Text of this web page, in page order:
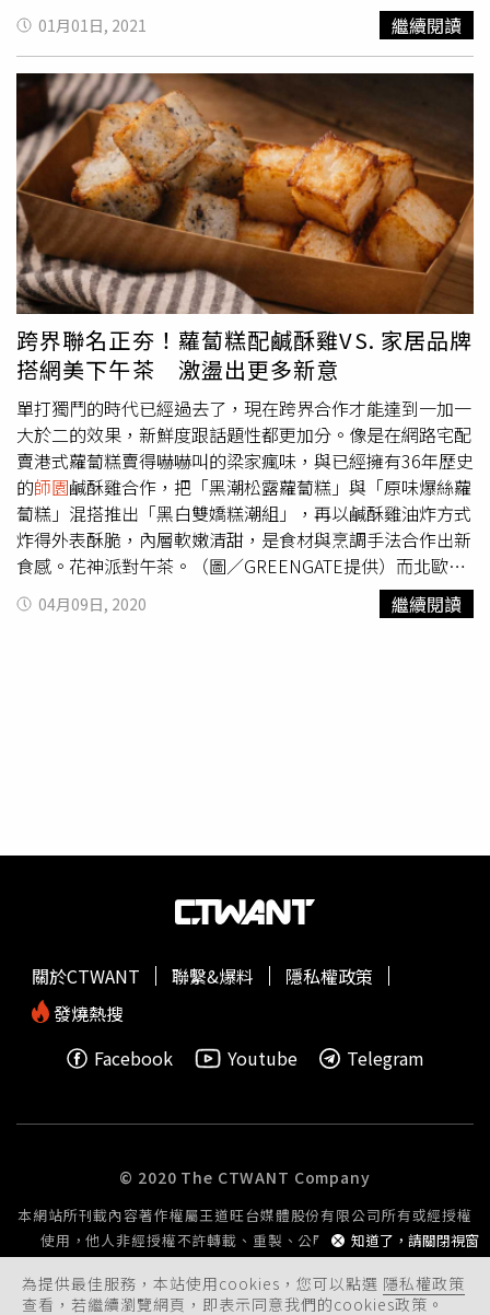
份限量版早已被預訂，其中第100號價格達到15萬美元。」
首次操刀就獲得成功的織田紀香及其團隊，後續也將陸續推
出日本ACG的NFT，主要會先針對永井豪的作品，希望可以
替他打造「永井豪宇宙」，並持續洽談其他ACG 的IP授權。
師園鹽酥雞推出全球第一個鹽酥雞NFT，在台灣的Oursong
平台上架。（圖／翻攝自Oursong平台）別以為只有圖片及
收藏品可以轉換為NFT，創立於1984年的「師園鹽酥雞」，
近日也搶搭NFT熱潮，在KKBOX旗下的Oursong NFT平台
上架「全球第一個鹽酥雞NFT」，每份1枚OSD（約新台幣
28元），但僅發行1天，價格就漲到100 OSD（約新台幣
2,800元），漲幅達100倍。師園
鹽酥雞第二代負責人38歲
的Jimmy，在NFT白皮書（White Paper）中寫道，「我們
的店可能會因為外在環境或內在管理因素倒閉，但是世界上
第一個NFT的鹽酥雞會永遠存在」，發行總量為1萬枚，分
潤方式為15%給予共同開發者、25%全體員工、20%公開
發行販售、40%用於公關或者公益捐贈等其他用途。師園內
部員工向CTWANT記者透露，「老闆不是幣圈人士，也不知
道NFT，因為有一位員工拿友人的IG給老闆看，新詩作家
『煮雪的人』把已經不再印刷的詩集鑄成NFT，放在
OpenSea銷售，老闆看了覺得好玩，才想到讓鹽酥雞永存在
區塊鏈上，他研究後，花了兩個小時間完成首款鹽酥雞NFT
上架。」但持有師園 鹽酥雞的人可不是只有拿到鹽酥雞、炸
魷魚、四季豆的NFT圖片，只要有新的1筆交易，拿著區塊
鏈記錄到門市，就可以免費兌換對應的商品一份，舉例來
外再放上與小農廠商旺萊獅合作，經過約48小時低溫烘烤的
金鑽鳳梨果乾，層層疊疊、口感層次豐富，愈嚼愈香。限量
春節刻印蛋糕。(圖／黑船Quolofune提供)來自東京自由之
丘人氣甜點名店黑船Quolofune，即將在2021年1月3日起
在台北101購物中心B1甜點區展開為期兩個月的快閃店，所
有產品皆以低溫技術船運直送台灣。最有名的「長崎蛋糕」
遵循古法獨家配方製作，不加任何一滴蜂蜜即散發出宛如蜂
蜜般的香氣，底部更藏著「雙目糖」的粗粒結晶。為了即將
到來春節，特別推出嚴選台灣龍眼蜜及日本糖漬檸檬丁特製
的「檸檬蛋糕」，蛋糕體上印製迎春字樣，送禮超喜氣。米
蘭硬布丁。(圖／亞尼克提供)今年在日本掀起熱潮的硬布
丁，口感硬、外表樸素簡單，搭配焦糖的苦甜口感，備受年
輕人喜歡。因此甜點品牌亞尼克也推出一款「米蘭硬布
丁」，嚴選頂級北海道生起司、馬達加斯加天然香草籽與蛋
白，運用水浴法慢慢蒸烤，打造出綿密紮實的豐厚口感，搭
配手工熬煮、微苦甘甜又濃郁的焦糖液，幸福感十足。一口
餅乾綜合鐵盒禮盒。(圖／亞尼克提供)針對喜歡「全都要」
的人，包含巧克力豆餅、捲餅乾、燕麥葡萄、愛心糖霜、脆
杏仁餅、義大利巧克力脆餅、法式蛋白餅（覆盆子/靜岡抹
茶口味）的「一口餅乾綜合鐵盒禮盒」就很適合，質地輕盈
或輕脆、香酥與或硬脆等不同口感的餅乾，全都做成一口大
小，同時享受8種風味，真的可以一口接一口。師園蒜味鹽
酥雞餅乾。(圖／上友食品提供)若是喜歡鹹食的人，一定要
試試看這款上友食品與師大夜市
鹽酥雞合作開發的零食
01月01日, 2021 繼續閱讀
跨界聯名正夯！蘿蔔糕配鹹酥雞VS. 家居品牌
搭網美下午茶 激盪出更多新意
單打獨鬥的時代已經過去了，現在跨界合作才能達到一加一
大於二的效果，新鮮度跟話題性都更加分。像是在網路宅配
賣港式蘿蔔糕賣得嚇嚇叫的梁家瘋味，與已經擁有36年歷史
的師園鹹酥雞合作，把「黑潮松露蘿蔔糕」與「原味爆絲蘿
蔔糕」混搭推出「黑白雙嬌糕潮組」，再以鹹酥雞油炸方式
炸得外表酥脆，內層軟嫩清甜，是食材與烹調手法合作出新
食感。花神派對午茶。（圖／GREENGATE提供）而北歐丹
麥家居品牌GREENGATE則是與知名網美聖地「無聊咖啡」
攜手，不但打造從即日起到4/28的期間限定風格特展，設置
04月09日, 2020 繼續閱讀
為提供最佳服務，本站使用cookies，您可以點選 隱私權政策
查看，若繼續瀏覽網頁，即表示同意我們的cookies政策。
知道了，請關閉視窗
關於CTWANT 聯繫&爆料
隱私權政策
發燒熱搜
Facebook
Youtube Telegram
© 2020 The CTWANT Company
本網站所刊載內容著作權屬王道旺台媒體股份有限公司所有或經授權
使用，他人非經授權不許轉載、重製、公開播送或公開傳輸。